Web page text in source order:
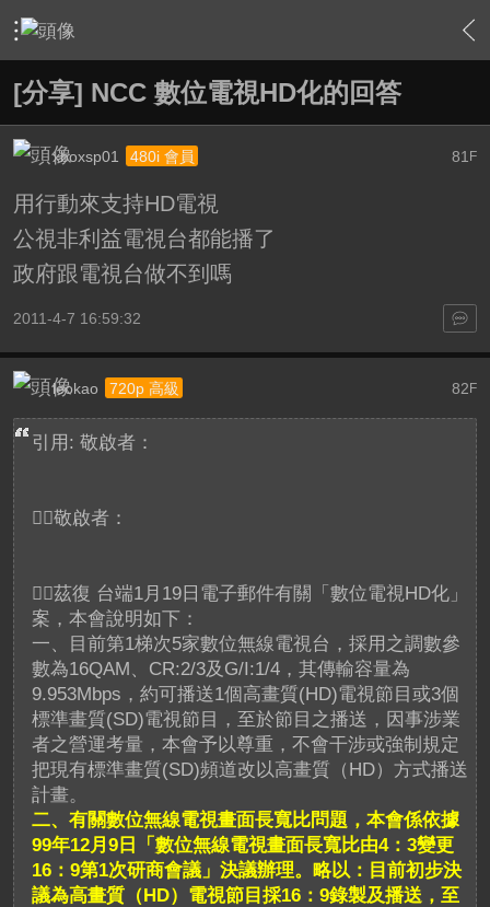
› 綜合討論區 › 台灣UHD TV發展討論區 › 內容
[分享] NCC 數位電視HD化的回答
81 F
xboxsp01 480i 會員
用行動來支持HD電視
公視非利益電視台都能播了
政府跟電視台做不到嗎
2011-4-7 16:59:32
82F
leokao 720p 高級
引用: 敬啟者：
敬啟者：
茲復 台端1月19日電子郵件有關「數位電視HD化」
案，本會說明如下：
一、目前第1梯次5家數位無線電視台，採用之調數參
數為16QAM、CR:2/3及G/I:1/4，其傳輸容量為
9.953Mbps，約可播送1個高畫質(HD)電視節目或3個
標準畫質(SD)電視節目，至於節目之播送，因事涉業
者之營運考量，本會予以尊重，不會干涉或強制規定
把現有標準畫質(SD)頻道改以高畫質（HD）方式播送
計畫。
二、有關數位無線電視畫面長寬比問題，本會係依據
99年12月9日「數位無線電視畫面長寬比由4：3變更
16：9第1次研商會議」決議辦理。略以：目前初步決
議為高畫質（HD）電視節目採16：9錄製及播送，至